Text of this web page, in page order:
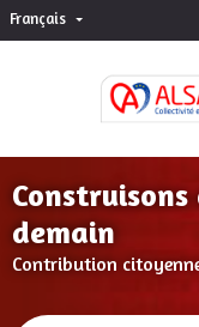
Français Choisir la langue
demain
Contribution